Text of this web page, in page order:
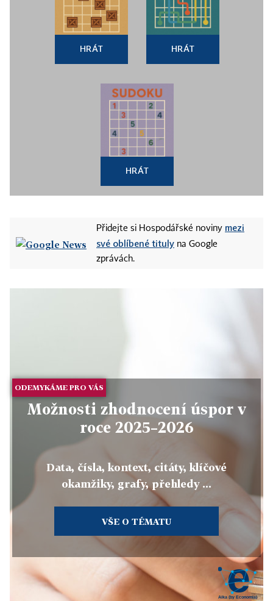
HRÁT HRÁT
HRÁT
Přidejte si Hospodářské noviny mezi
své oblíbené tituly na Google
zprávách.
ODEMYKÁME PRO VÁS
Možnosti zhodnocení úspor v
roce 2025–2026
Data, čísla, kontext, citáty, klíčové
okamžiky, grafy, přehledy ...
VŠE O TÉMATU